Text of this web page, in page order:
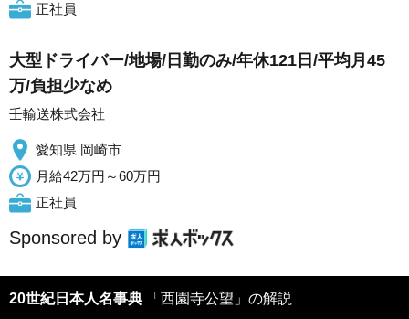
正社員
大型ドライバー/地場/日勤のみ/年休121日/平均月45
万/負担少なめ
壬輸送株式会社
愛知県 岡崎市
月給42万円～60万円
正社員
Sponsored by
20世紀日本人名事典 「西園寺公望」の解説